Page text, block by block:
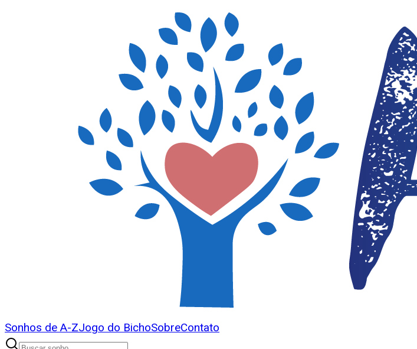
Sonhos de A-ZJogo do BichoSobreContato